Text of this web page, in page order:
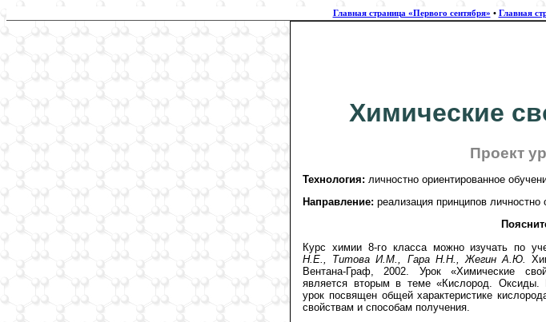
Главная страница «Первого сентября» • Главная
Химические
Проект
Технология: личностно ориентированное
Направление: реализация принципов личностно
Курс химии 8-го класса можно изучать по
Н.Е., Титова И.М., Гара Н.Н., Жегин А.Ю.
Вентана-Граф, 2002. Урок «Химические
является вторым в теме «Кислород. Оксиды.
урок посвящен общей характеристике
свойствам и способам получения.